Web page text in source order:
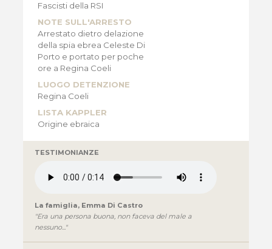
Fascisti della RSI
NOTE SULL'ARRESTO
Arrestato dietro delazione
della spia ebrea Celeste Di
Porto e portato per poche
ore a Regina Coeli
LUOGO DETENZIONE
Regina Coeli
LISTA KAPPLER
Origine ebraica
TESTIMONIANZE
La famiglia, Emma Di Castro
"Era una persona buona, non faceva del male a
nessuno..."